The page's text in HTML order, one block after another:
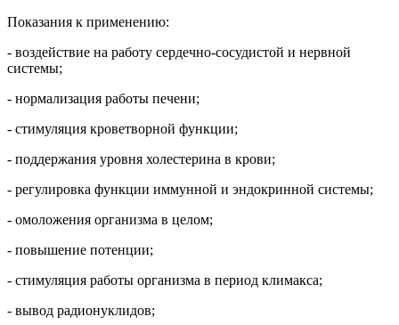
Показания к применению:
- воздействие на работу сердечно-сосудистой и нервной
системы;
- нормализация работы печени;
- стимуляция кроветворной функции;
- поддержания уровня холестерина в крови;
- регулировка функции иммунной и эндокринной системы;
- омоложения организма в целом;
- повышение потенции;
- стимуляция работы организма в период климакса;
- вывод радионуклидов;